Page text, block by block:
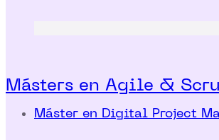
Másters en Agile &
Máster en Digital Project